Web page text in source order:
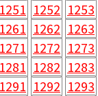
1251 1252 1253
1261 1262 1263
1271 1272 1273
1281 1282 1283
1291 1292 1293